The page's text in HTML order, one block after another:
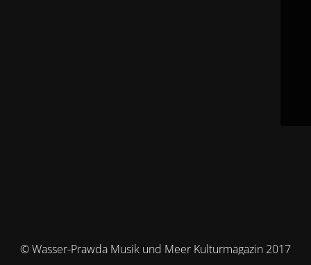
© Wasser-Prawda Musik und Meer Kulturmagazin 2017